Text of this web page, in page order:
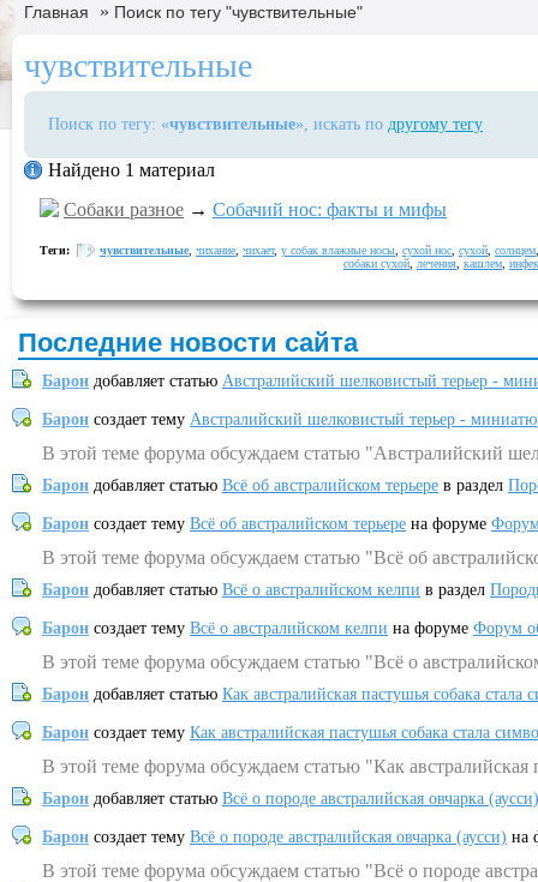
Главная » Поиск по тегу "чувствительные"
чувствительные
Поиск по тегу: «чувствительные», искать по другому тегу
Найдено 1 материал
Собаки разное → Собачий нос: факты и мифы
Теги: чувствительные чихание чихает, у собак влажные носы сухой нос сухой солнцем
собаки сухой
лечения кашлем
Последние новости сайта
Барон добавляет статью Австралийский шелковистый терьер -
Барон создает тему Австралийский шелковистый терьер -
В этой теме форума обсуждаем статью "Австралийский
Барон добавляет статью Всё об австралийском терьере в раздел
Барон создает тему Всё об австралийском терьере на форуме
В этой теме форума обсуждаем статью "Всё об
Барон добавляет статью Всё о австралийском келпи в раздел
Барон создает тему Всё о австралийском келпи на форуме Форум
В этой теме форума обсуждаем статью "Всё о
Барон добавляет статью Как австралийская пастушья собака
Барон создает тему Как австралийская пастушья собака стала
В этой теме форума обсуждаем статью "Как
Барон добавляет статью Всё о породе австралийская овчарка (аусси)
Барон создает тему Всё о породе австралийская овчарка (аусси) на
В этой теме форума обсуждаем статью "Всё о породе